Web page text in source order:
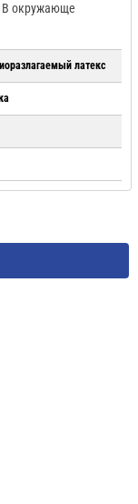
В окружающе
латекс